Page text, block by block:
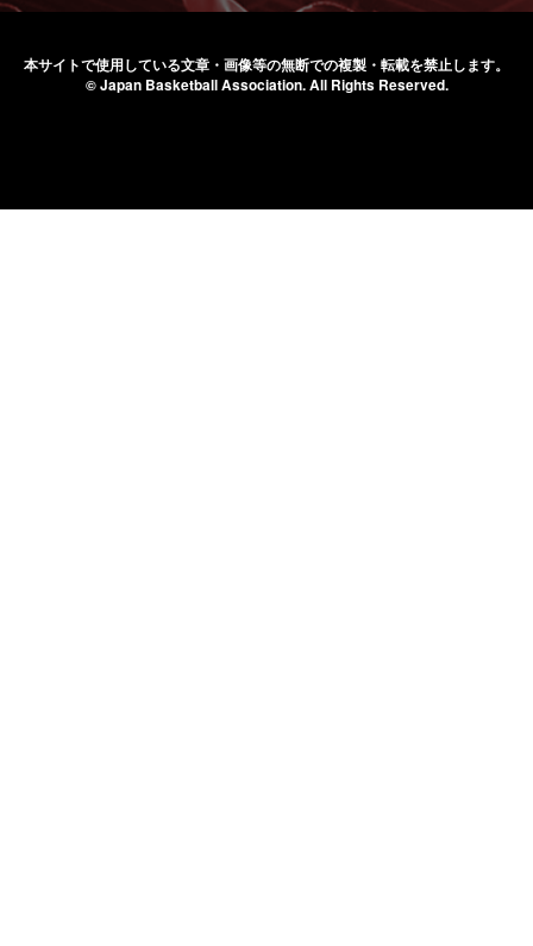
本サイトで使用している文章・画像等の無断での複製・転載を禁止します。
© Japan Basketball Association.All Rights Reserved.